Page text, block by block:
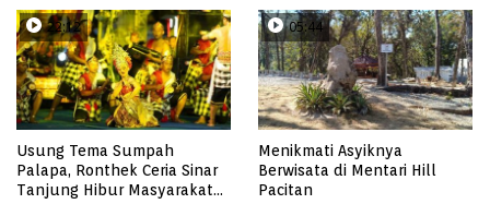
22:12
Usung Tema Sumpah
Palapa, Ronthek Ceria Sinar
Tanjung Hibur Masyarakat
05:44
Menikmati Asyiknya
Berwisata di Mentari Hill
Pacitan